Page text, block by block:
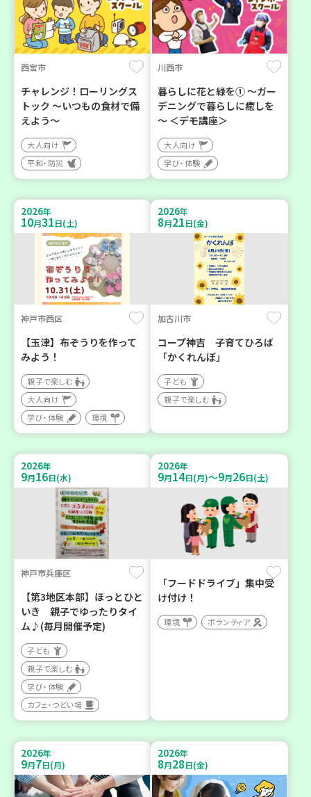
西宮市
チャレンジ！ローリングス
トック ～いつもの食材で備
えよう～
大人向け
平和・防災
川西市
暮らしに花と緑を① ～ガー
デニングで暮らしに癒しを
～ ＜デモ講座＞
大人向け
学び・体験
2026年
10月31日(土)
神戸市西区
【玉津】布ぞうりを作って
みよう！
親子で楽しむ
大人向け
学び・体験
環境
2026年
8月21日(金)
加古川市
コープ神吉 子育てひろば
「かくれんぼ」
子ども
親子で楽しむ
2026年
9月16日(水)
神戸市兵庫区
【第3地区本部】ほっとひと
いき 親子でゆったりタイ
ム♪(毎月開催予定)
子ども
親子で楽しむ
学び・体験
カフェ・つどい場
2026年
9月14日(月)～9月26日(土)
「フードドライブ」集中受
け付け！
環境 ボランティア
2026年
9月7日(月)
2026年
8月28日(金)